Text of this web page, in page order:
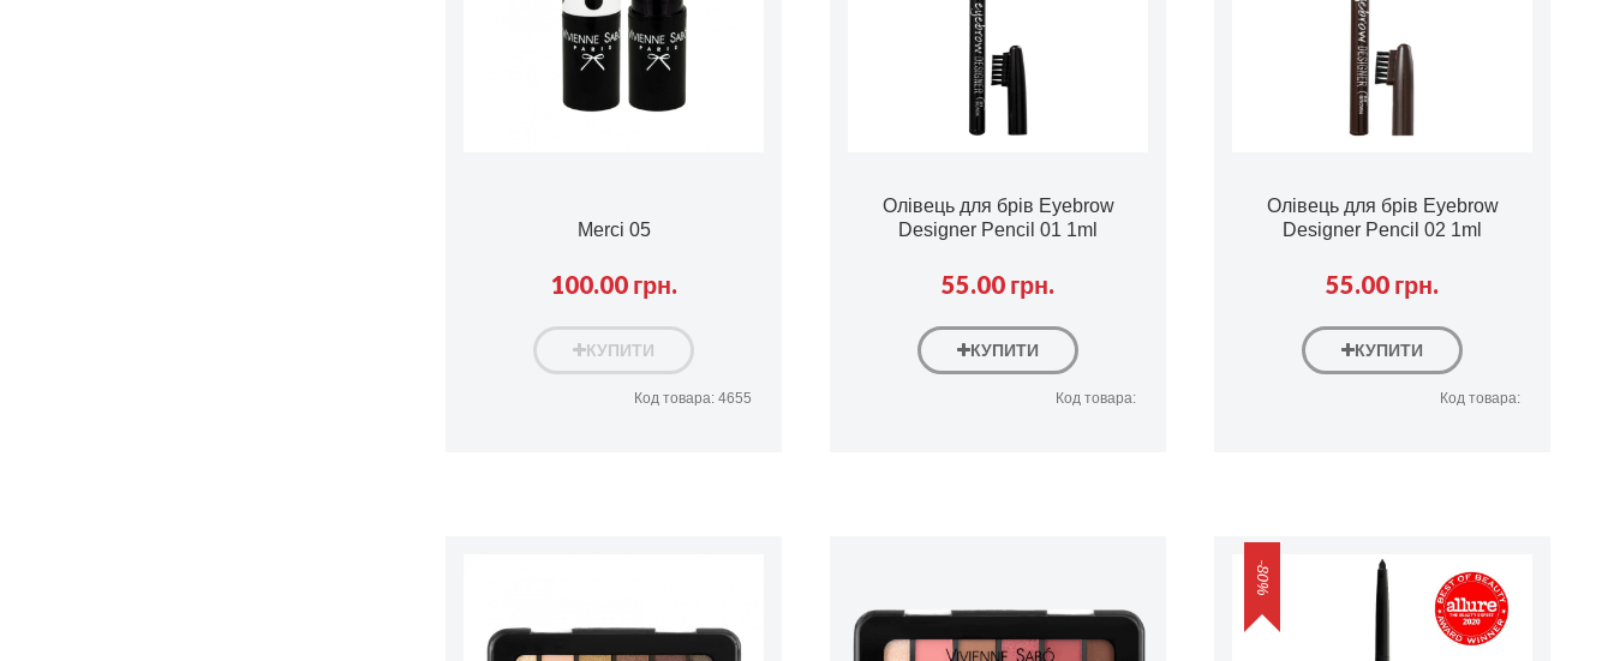
Merci 05
100.00 грн.
КУПИТИ
Код товара: 4655
Oлівець для брів Eyebrow
Designer Pencil 01 1ml
55.00 грн.
КУПИТИ
Код товара:
Oлівець для брів Eyebrow
Designer Pencil 02 1ml
55.00 грн.
КУПИТИ
Код товара:
-80%